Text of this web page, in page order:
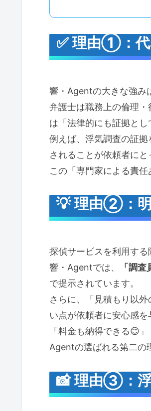
✅ 理由①：代
響・Agentの大きな強み
弁護士は職務上の倫理
は「法律的にも証拠とし
例えば、浮気調査の証拠
されることが依頼者に
この「専門家による責
💡 理由②：明
探偵サービスを利用する
響・Agentでは、
「調
で提示されています。
さらに、「見積もり以外
い点が依頼者に安心感を
「料金も納得できる😊
Agentの選ばれる第二の
📸 理由③：浮